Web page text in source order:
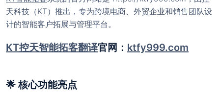
天科技（KT）推出，专为跨境电商、外贸企业和销售团队设
计的智能客户拓展与管理平台。
KT控天智能拓客翻译官网： ktfy999.com
🌟 核心功能亮点